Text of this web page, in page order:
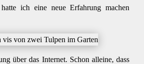
ich eine neue Erfahrung machen
über das Internet. Schon alleine, dass